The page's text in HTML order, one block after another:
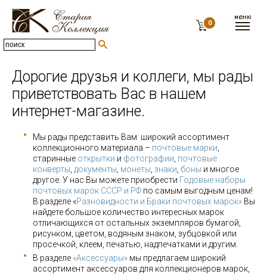
0
Дорогие друзья и коллеги, мы рады
приветствовать Вас в нашем
интернет-магазине.
Мы рады представить Вам широкий ассортимент
коллекционного материала – почтовые марки
старинные открытки и фотографии почтовые
конверты документы монеты знаки боны и многое
другое. У нас Вы можете приобрести Годовые наборы
почтовых марок СССР и РФ по самым выгодным ценам!
В разделе «Разновидности и Браки почтовых марок» Вы
найдете большое количество интересных марок
отличающихся от остальных экземпляров бумагой,
рисунком, цветом, водяным знаком, зубцовкой или
просечкой, клеем, печатью, надпечатками и другим.
В разделе «Аксессуары» мы предлагаем широкий
ассортимент аксессуаров для коллекционеров марок,